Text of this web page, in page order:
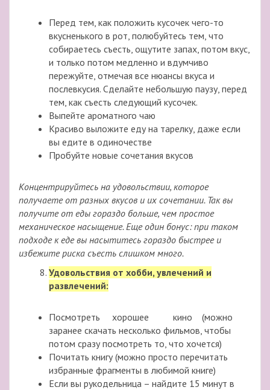
Перед тем, как положить кусочек чего-то
вкусненького в рот, полюбуйтесь тем, что
собираетесь съесть, ощутите запах, потом вкус,
и только потом медленно и вдумчиво
пережуйте, отмечая все нюансы вкуса и
послевкусия. Сделайте небольшую паузу, перед
тем, как съесть следующий кусочек.
Выпейте ароматного чаю
Красиво выложите еду на тарелку, даже если
вы едите в одиночестве
Пробуйте новые сочетания вкусов
Концентрируйтесь на удовольствии, которое
получаете от разных вкусов и их сочетании. Так вы
получите от еды гораздо больше, чем простое
механическое насыщение. Еще один бонус: при таком
подходе к еде вы насытитесь гораздо быстрее и
избежите риска съесть слишком много.
Удовольствия от хобби, увлечений и
развлечений:
Посмотреть хорошее кино (можно
заранее скачать несколько фильмов, чтобы
потом сразу посмотреть то, что хочется)
Почитать книгу (можно просто перечитать
избранные фрагменты в любимой книге)
Если вы рукодельница – найдите 15 минут в